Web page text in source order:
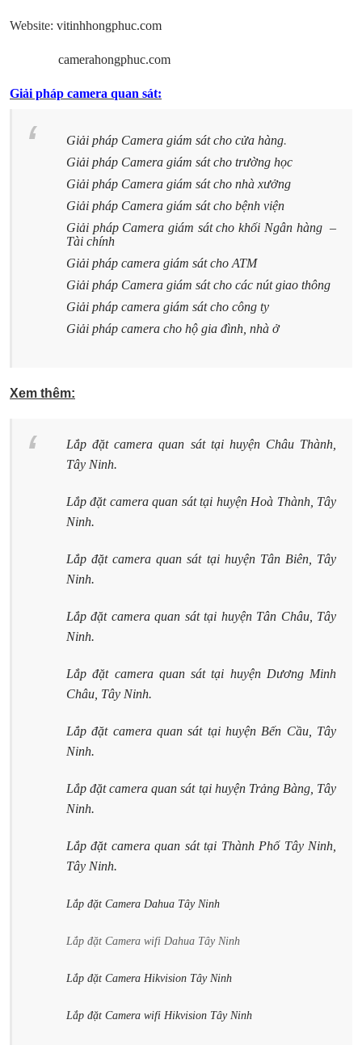
Website: vitinhhongphuc.com
camerahongphuc.com
Giải pháp camera quan sát:
Giải pháp Camera giám sát cho cửa hàng.
Giải pháp Camera giám sát cho trường học
Giải pháp Camera giám sát cho nhà xưởng
Giải pháp Camera giám sát cho bệnh viện
Giải pháp Camera giám sát cho khối Ngân hàng –
Tài chính
Giải pháp camera giám sát cho ATM
Giải pháp Camera giám sát cho các nút giao thông
Giải pháp camera giám sát cho công ty
Giải pháp camera cho hộ gia đình, nhà ở
Xem thêm:
Lắp đặt camera quan sát tại huyện Châu Thành,
Tây Ninh.
Lắp đặt camera quan sát tại huyện Hoà Thành, Tây
Ninh.
Lắp đặt camera quan sát tại huyện Tân Biên, Tây
Ninh.
Lắp đặt camera quan sát tại huyện Tân Châu, Tây
Ninh.
Lắp đặt camera quan sát tại huyện Dương Minh
Châu, Tây Ninh.
Lắp đặt camera quan sát tại huyện Bến Cầu, Tây
Ninh.
Lắp đặt camera quan sát tại huyện Trảng Bàng, Tây
Ninh.
Lắp đặt camera quan sát tại Thành Phố Tây Ninh,
Tây Ninh.
Lắp đặt Camera Dahua Tây Ninh
Lắp đặt Camera wifi Dahua Tây Ninh
Lắp đặt Camera Hikvision Tây Ninh
Lắp đặt Camera wifi Hikvision Tây Ninh